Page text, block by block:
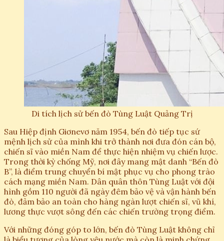
Di tích lịch sử bến đò Tùng Luật Quảng Trị
Sau Hiệp định Giơnevơ năm 1954, bến đò tiếp tục sứ
mệnh lịch sử của mình khi trở thành nơi đưa đón cán bộ,
chiến sĩ vào miền Nam để thực hiện nhiệm vụ chiến lược.
Trong thời kỳ chống Mỹ, nơi đây mang mật danh “Bến đò
B”, là điểm trung chuyển bí mật phục vụ cho phong trào
cách mạng miền Nam. Dân quân thôn Tùng Luật với đội
hình gồm 110 người đã ngày đêm bảo vệ và vận hành bến
đò, đảm bảo an toàn cho hàng ngàn lượt chiến sĩ, vũ khí,
lương thực vượt sông đến các chiến trường trọng điểm.
Với những đóng góp to lớn, bến đò Tùng Luật không chỉ